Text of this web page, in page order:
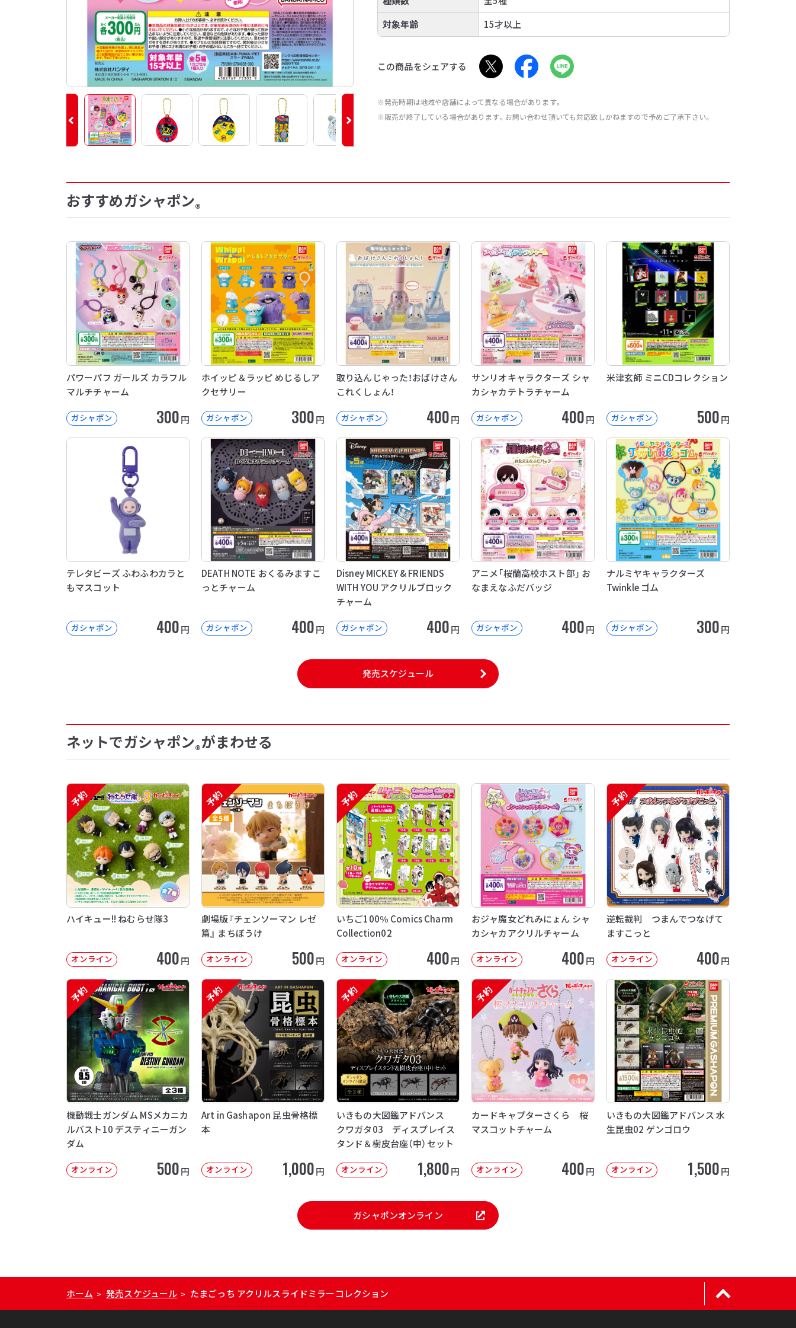
対象年齢
15才以上
この商品をシェアする
※発売時期は地域や店舗によって異なる場合があります。
※販売が終了している場合があります。お問い合わせ頂いても対応致しかねますので予めご了承下さい。
おすすめガシャポン®
パワーパフ ガールズ カラフル
マルチチャーム
ガシャポン 300円
ホイッピ＆ラッピ めじるしア
クセサリー
ガシャポン 300円
取り込んじゃった！おばけさん
これくしょん！
ガシャポン 400円
サンリオキャラクターズ シャ
カシャカテトラチャーム
ガシャポン 400円
米津玄師 ミニCDコレクション
ガシャポン 500円
テレタビーズ ふわふわカラと
もマスコット
ガシャポン 400円
DEATH NOTE おくるみますこ
っとチャーム
ガシャポン 400円
Disney MICKEY & FRIENDS
WITH YOU アクリルブロック
チャーム
ガシャポン 400円
アニメ「桜蘭高校ホスト部」 お
なまえなふだバッジ
ガシャポン 400円
ナルミヤキャラクターズ
Twinkle ゴム
ガシャポン 300円
発売スケジュール
ネットでガシャポン®がまわせる
予約
ハイキュー!! ねむらせ隊3
オンライン 400円
予約
劇場版『チェンソーマン レゼ
篇』 まちぼうけ
オンライン 500円
予約
いちご100％ Comics Charm
Collection02
オンライン 400円
おジャ魔女どれみにょん シャ
カシャカアクリルチャーム
オンライン 400円
予約
逆転裁判 つまんでつなげて
ますこっと
オンライン 400円
予約
機動戦士ガンダム MSメカニカ
ルバスト10 デスティニーガン
ダム
オンライン 500円
予約
Art in Gashapon 昆虫骨格標
本
オンライン 1,000円
予約
いきもの大図鑑アドバンス
クワガタ03 ディスプレイス
タンド＆樹皮台座（中）セット
オンライン 1,800円
予約
カードキャプターさくら 桜
マスコットチャーム
オンライン 400円
いきもの大図鑑アドバンス 水
生昆虫02 ゲンゴロウ
オンライン 1,500円
ガシャポンオンライン
ホーム > 発売スケジュール > たまごっち アクリルスライドミラーコレクション